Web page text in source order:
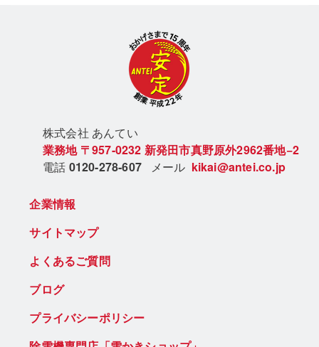
株式会社 あんてい
業務地 〒957-0232 新発田市真野原外2962番地−2
電話 0120-278-607 メール kikai@antei.co.jp
企業情報
サイトマップ
よくあるご質問
ブログ
プライバシーポリシー